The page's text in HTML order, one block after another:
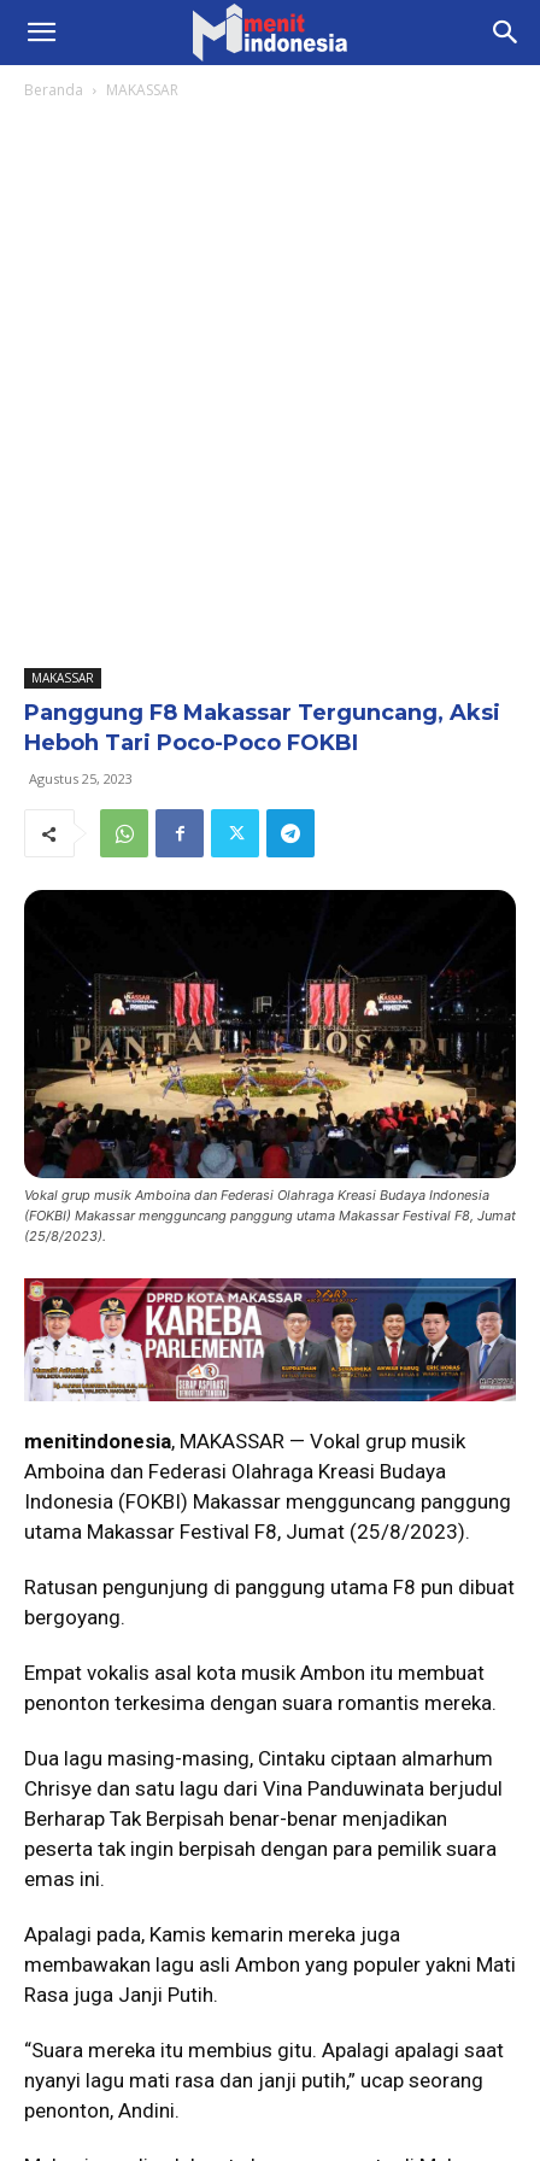
Beranda MAKASSAR
MAKASSAR
Panggung F8 Makassar Terguncang, Aksi
Heboh Tari Poco-Poco FOKBI
Agustus 25, 2023
Vokal grup musik Amboina dan Federasi Olahraga Kreasi Budaya Indonesia
(FOKBI) Makassar mengguncang panggung utama Makassar Festival F8, Jumat
(25/8/2023).
menitindonesia, MAKASSAR — Vokal grup musik
Amboina dan Federasi Olahraga Kreasi Budaya
Indonesia (FOKBI) Makassar mengguncang panggung
utama Makassar Festival F8, Jumat (25/8/2023).
Ratusan pengunjung di panggung utama F8 pun dibuat
bergoyang.
Empat vokalis asal kota musik Ambon itu membuat
penonton terkesima dengan suara romantis mereka.
Dua lagu masing-masing, Cintaku ciptaan almarhum
Chrisye dan satu lagu dari Vina Panduwinata berjudul
Berharap Tak Berpisah benar-benar menjadikan
peserta tak ingin berpisah dengan para pemilik suara
emas ini.
Apalagi pada, Kamis kemarin mereka juga
membawakan lagu asli Ambon yang populer yakni Mati
Rasa juga Janji Putih.
“Suara mereka itu membius gitu. Apalagi apalagi saat
nyanyi lagu mati rasa dan janji putih,” ucap seorang
penonton, Andini.